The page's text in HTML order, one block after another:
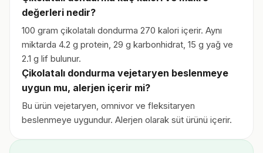
değerleri nedir?
100 gram çikolatalı dondurma 270 kalori içerir. Aynı
miktarda 4.2 g protein, 29 g karbonhidrat, 15 g yağ ve
2.1 g lif bulunur.
Çikolatalı dondurma vejetaryen beslenmeye
uygun mu, alerjen içerir mi?
Bu ürün vejetaryen, omnivor ve fleksitaryen
beslenmeye uygundur. Alerjen olarak süt ürünü içerir.